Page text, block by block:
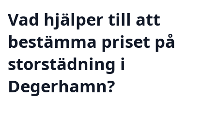
Vad hjälper till att
bestämma priset på
storstädning i
Degerhamn?